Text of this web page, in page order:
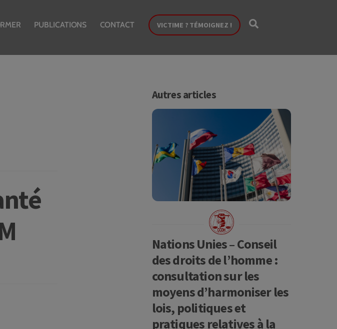
PUBLICATIONS CONTACT VICTIME ? TÉMOIGNEZ !
Autres articles
Nations Unies – Conseil
des droits de l’homme :
consultation sur les
moyens d’harmoniser les
lois, politiques et
pratiques relatives à la